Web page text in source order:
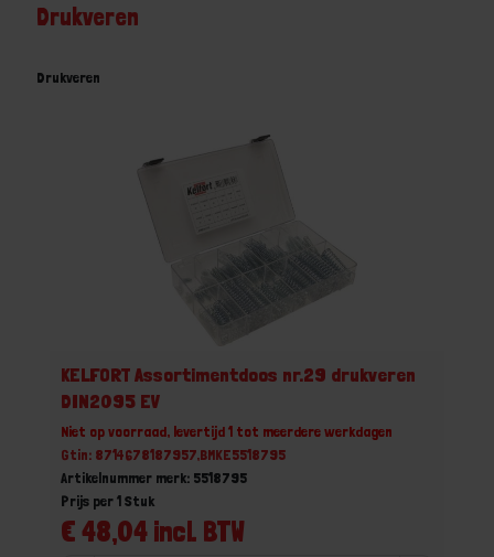
Drukveren
Drukveren
KELFORT Assortimentdoos nr.29 drukveren
DIN2095 EV
Niet op voorraad, levertijd 1 tot meerdere werkdagen
Gtin: 8714678187957,BMKE5518795
Artikelnummer merk: 5518795
€ 48,04 incl. BTW
Prijs per 1 Stuk